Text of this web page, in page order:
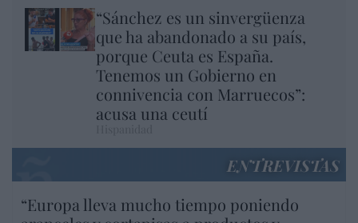
“Sánchez es un sinvergüenza
que ha abandonado a su país,
porque Ceuta es España.
Tenemos un Gobierno en
connivencia con Marruecos”:
acusa una ceutí
ENTREVISTAS
“Europa lleva mucho tiempo poniendo